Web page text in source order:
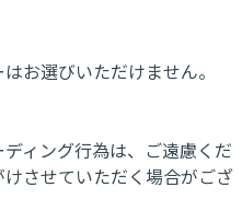
お選びいただけません。
ィング行為は、ご遠慮くだ
させていただく場合がござ